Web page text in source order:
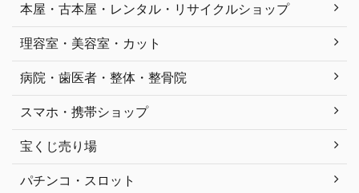
本屋・古本屋・レンタル・リサイクルショップ
理容室・美容室・カット
病院・歯医者・整体・整骨院
スマホ・携帯ショップ
宝くじ売り場
パチンコ・スロット